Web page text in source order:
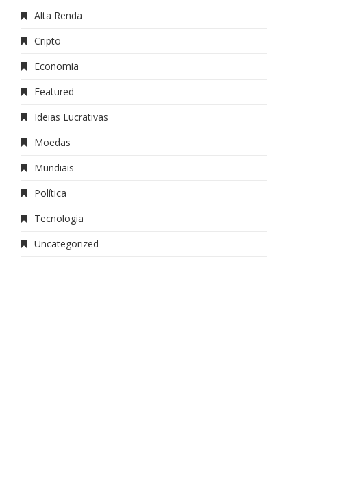
Alta Renda
Cripto
Economia
Featured
Ideias Lucrativas
Moedas
Mundiais
Política
Tecnologia
Uncategorized